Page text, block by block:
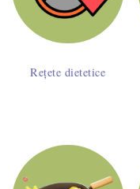
Rețete dietetice